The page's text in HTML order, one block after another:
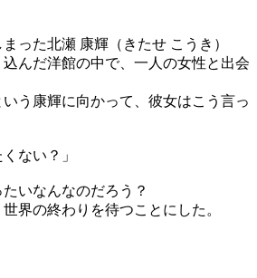
った北瀬 康輝（きたせ こうき）
んだ洋館の中で、一人の女性と出会
いう康輝に向かって、彼女はこう言っ
ない？」
いなんなのだろう？
界の終わりを待つことにした。